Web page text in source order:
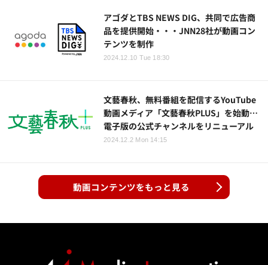
アゴダとTBS NEWS DIG、共同で広告商
品を提供開始・・・JNN28社が動画コン
テンツを制作
2024.12.10 Tue 18:30
文藝春秋、無料番組を配信するYouTube
動画メディア「文藝春秋PLUS」を始動…
電子版の公式チャンネルをリニューアル
2024.12.2 Mon 14:15
動画コンテンツをもっと見る